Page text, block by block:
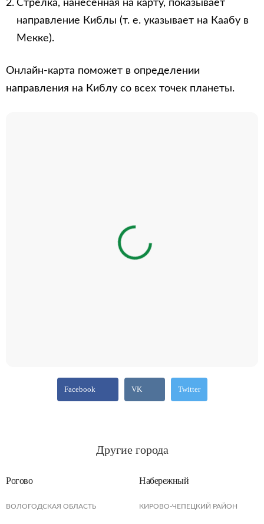
Стрелка, нанесённая на карту, показывает
направление Киблы (т. е. указывает на Каабу в
Мекке).
Онлайн-карта поможет в определении
направления на Киблу со всех точек планеты.
Facebook VK Twitter
Другие города
Рогово
ВОЛОГОДСКАЯ ОБЛАСТЬ
Набережный
КИРОВО-ЧЕПЕЦКИЙ РАЙОН